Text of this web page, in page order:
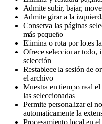
Admite subir, bajar,
Admite girar a la
Conserva las páginas
más pequeño
Elimina o rota por lotes
Ofrece seleccionar todo,
selección
Restablece la sesión de
el archivo
Muestra en tiempo real
las seleccionadas
Permite personalizar el
automáticamente la
Procesamiento local en